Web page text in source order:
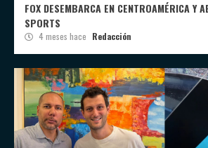
FOX DESEMBARCA EN CENTROAMÉRICA Y
SPORTS
4 meses hace Redacción